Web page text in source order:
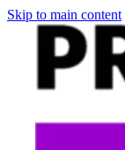
Skip to main content